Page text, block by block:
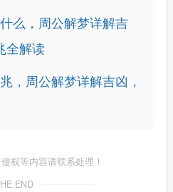
么，周公解梦详解吉
全解读
，周公解梦详解吉凶，
权等内容请联系处理！
END